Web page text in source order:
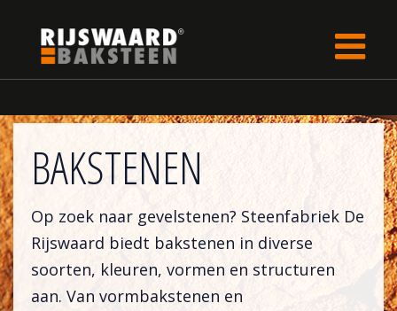
BAKSTENEN
Op zoek naar gevelstenen? Steenfabriek De
Rijswaard biedt bakstenen in diverse
soorten, kleuren, vormen en structuren
aan. Van vormbakstenen en